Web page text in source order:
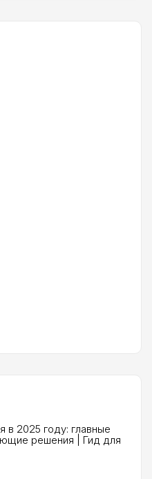
в 2025 году: главные
решения | Гид для